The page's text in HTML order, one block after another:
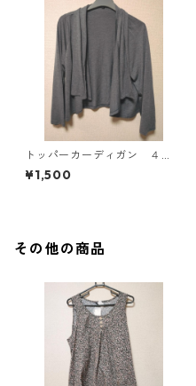
トッパーカーディガン ４
Ｌ グレー KAE-4814
¥1,500
その他の商品